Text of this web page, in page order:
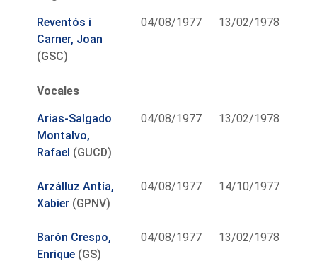
Reventós i
Carner, Joan
(GSC)
04/08/1977 13/02/1978
Vocales
Arias-Salgado
Montalvo,
Rafael (GUCD)
04/08/1977 13/02/1978
Arzálluz Antía,
Xabier (GPNV)
04/08/1977 14/10/1977
Barón Crespo,
Enrique (GS)
04/08/1977 13/02/1978